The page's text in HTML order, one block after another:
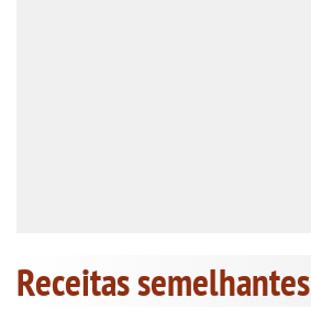
Receitas semelhantes